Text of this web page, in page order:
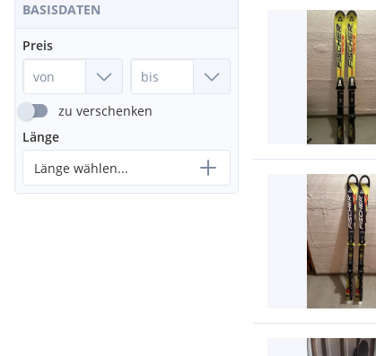
BASISDATEN
Preis
zu verschenken
Länge
Länge wählen...